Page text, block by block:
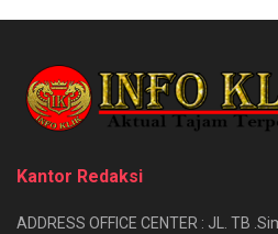
Kantor Redaksi
ADDRESS OFFICE CENTER : JL. TB